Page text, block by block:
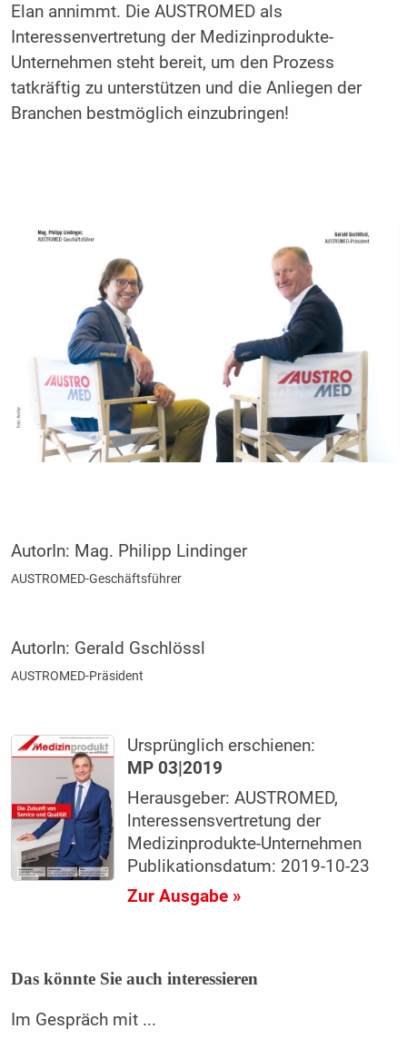
Elan annimmt. Die AUSTROMED als
Interessenvertretung der Medizinprodukte-
Unternehmen steht bereit, um den Prozess
tatkräftig zu unterstützen und die Anliegen der
Branchen bestmöglich einzubringen!
AutorIn: Mag. Philipp Lindinger
AUSTROMED-Geschäftsführer
AutorIn: Gerald Gschlössl
AUSTROMED-Präsident
Ursprünglich erschienen:
MP 03|2019
Herausgeber: AUSTROMED,
lnteressensvertretung der
Medizinprodukte-Unternehmen
Publikationsdatum: 2019-10-23
Zur Ausgabe »
Das könnte Sie auch interessieren
Im Gespräch mit ...